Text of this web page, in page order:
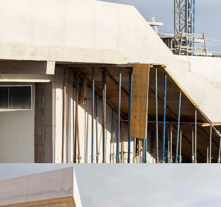
VILLAS DE ABAMA – ACCIONA 2